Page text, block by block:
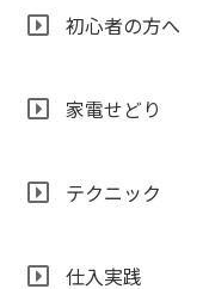
初心者の方へ
家電せどり
テクニック
仕入実践